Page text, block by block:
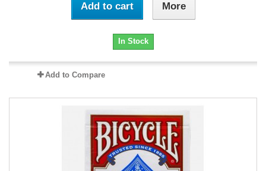
Add to cart More
In Stock
Add to Compare